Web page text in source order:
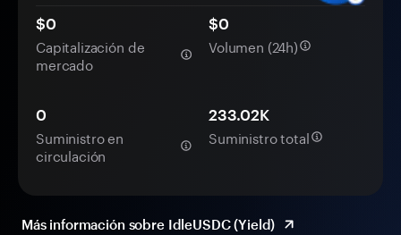
$0
Capitalización de
mercado
$0
Volumen (24h)
0
Suministro en
circulación
233.02K
Suministro total
Más información sobre IdleUSDC (Yield)